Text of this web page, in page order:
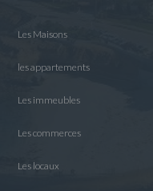
Les Maisons
les appartements
Les immeubles
Les commerces
Les locaux